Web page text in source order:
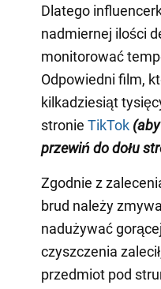
Dlatego
nadmiernej ilości
monitorować
Odpowiedni film,
kilkadziesiąt
stronie TikTok
przewiń do dołu
Zgodnie z
brud należy
nadużywać
czyszczenia
przedmiot pod